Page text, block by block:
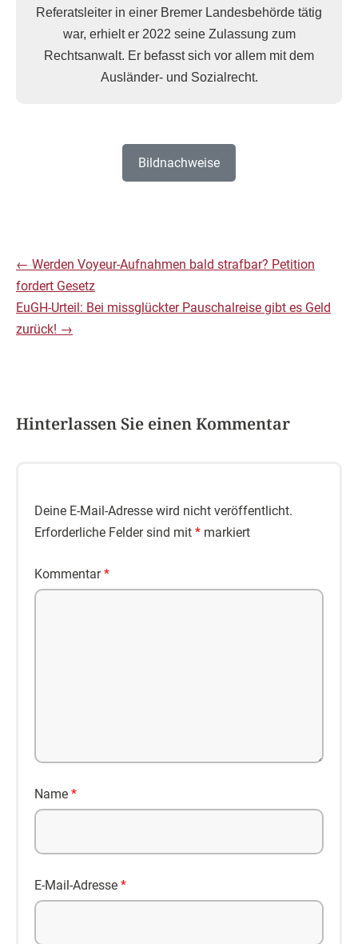
Referatsleiter in einer Bremer Landesbehörde tätig
war, erhielt er 2022 seine Zulassung zum
Rechtsanwalt. Er befasst sich vor allem mit dem
Ausländer- und Sozialrecht.
Bildnachweise
← Werden Voyeur-Aufnahmen bald strafbar? Petition
fordert Gesetz
EuGH-Urteil: Bei missglückter Pauschalreise gibt es Geld
zurück! →
Hinterlassen Sie einen Kommentar
Deine E-Mail-Adresse wird nicht veröffentlicht.
Erforderliche Felder sind mit * markiert
Kommentar*
Name *
E-Mail-Adresse *